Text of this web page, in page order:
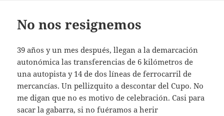
No nos resignemos
39 años y un mes después, llegan a la demarcación
autonómica las transferencias de 6 kilómetros de
una autopista y 14 de dos líneas de ferrocarril de
mercancías. Un pellizquito a descontar del Cupo. No
me digan que no es motivo de celebración. Casi para
sacar la gabarra, si no fuéramos a herir